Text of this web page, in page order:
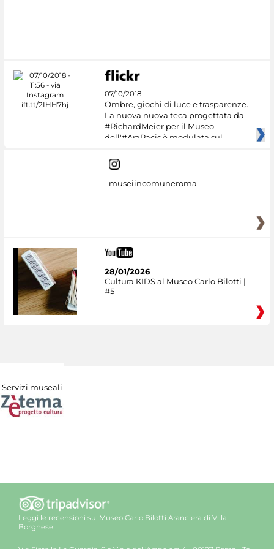
07/10/2018
Ombre, giochi di luce e trasparenze.
La nuova nuova teca progettata da
#RichardMeier per il Museo
dell'#AraPacis è modulata sul
museiincomuneroma
28/01/2026
Cultura KIDS al Museo Carlo Bilotti |
#5
Servizi museali
Leggi le recensioni su: Museo Carlo Bilotti Aranciera di Villa
Borghese